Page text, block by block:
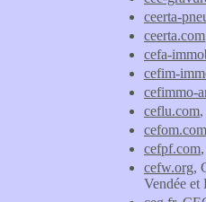
ceerta-
ceerta.com
cefa-
cefim-
cefimmo-
ceflu.com
cefom.com
cefpf.com
cefw.org,
Vendée et